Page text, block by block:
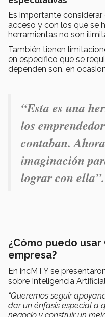
Es importante
acceso y con los que se
herramientas no son
También tienen
en específico que se
dependen son, en
“Esta es una
los
contaban.
imaginación
lograr con ella”.
¿Cómo puedo usar
empresa?
En incMTY se
sobre Inteligencia
“Queremos seguir
dar un énfasis especial a